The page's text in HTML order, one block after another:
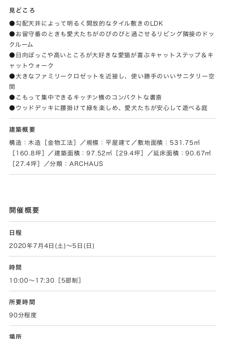
見どころ
●勾配天井によって明るく開放的なタイル敷きのLDK
●お留守番のときも愛犬たちがのびのびと過ごせるリビング隣接のドッ
クルーム
●日向ぼっこや高いところが大好きな愛猫が喜ぶキャットステップ＆キ
ャットウォーク
●大きなファミリークロゼットを近接し、使い勝手のいいサニタリー空
間
●こもって集中できるキッチン横のコンパクトな書斎
●ウッドデッキに腰掛けて緑を楽しめ、愛犬たちが安心して遊べる庭
建築概要
構造：木造［金物工法］／規模：平屋建て／敷地面積：531.75㎡
［160.8坪］／建築面積：97.52㎡［29.4坪］／延床面積：90.67㎡
［27.4坪］／分類：ARCHAUS
開催概要
日程
2020年7月4日(土)～5日(日)
時間
10:00～17:30［5部制］
所要時間
90分程度
場所